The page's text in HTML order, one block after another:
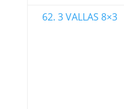
62. 3 VALLAS 8×3